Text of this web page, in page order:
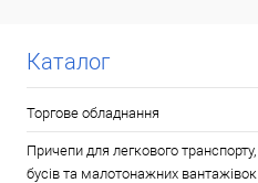
Каталог
Торгове обладнання
Причепи для легкового транспорту,
бусів та малотонажних вантажівок